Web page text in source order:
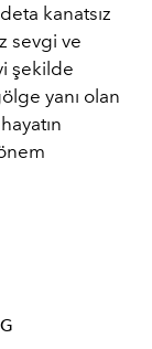
kanatsız
sevgi ve
şekilde
yanı olan